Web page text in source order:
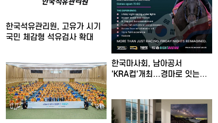
한국마사회, 남아공서
'KRA컵'개최…경마로 잇는
한국석유관리원, 고유가 시기
국민 체감형 석유검사 확대